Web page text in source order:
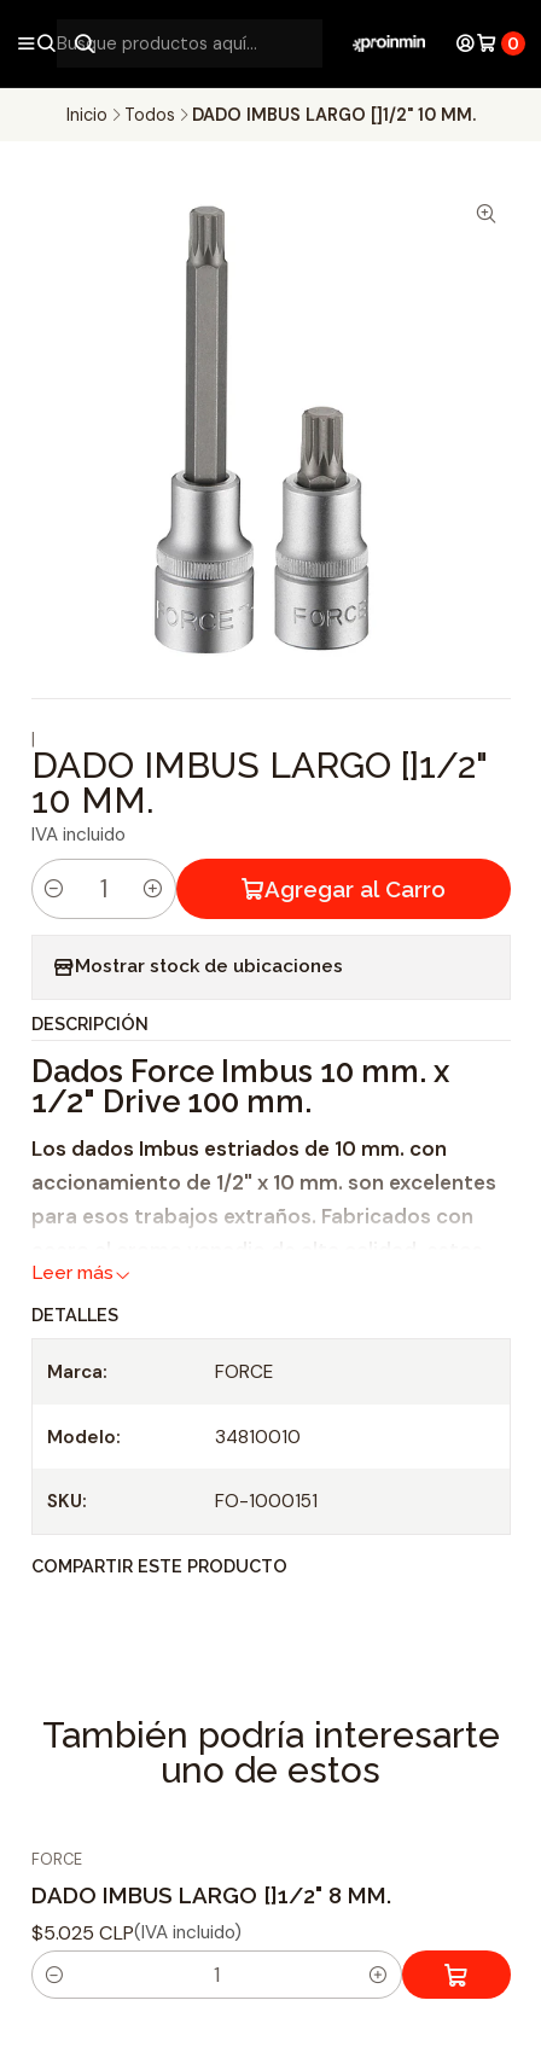
0
Inicio Todos DADO IMBUS LARGO []1/2" 10 MM.
|
DADO IMBUS LARGO []1/2"
10 MM.
IVA incluido
C
i
d
a
d
Agregar al Carro
Mostrar stock de ubicaciones
DESCRIPCIÓN
Dados Force Imbus 10 mm. x
1/2" Drive 100 mm.
Los dados Imbus estriados de 10 mm. con
accionamiento de 1/2" x 10 mm. son excelentes
para esos trabajos extraños. Fabricados con
dados son altamente resistentes a la corrosión
y están garantizados para durar.
Especificaciones
Tamaño: 10 mm.
Unidad: 1/2"
Hecho de acero al cromo vanadio
Resistente a la corrosión
Forma de punta : Imbus
Tamaño de ajuste : 1/2
Leer más
DETALLES
Marca: FORCE
Modelo: 34810010
SKU: FO-1000151
COMPARTIR ESTE PRODUCTO
También podría interesarte
uno de estos
FORCE
DADO IMBUS LARGO []1/2" 8 MM.
$5.025 CLP(IVA incluido)
C